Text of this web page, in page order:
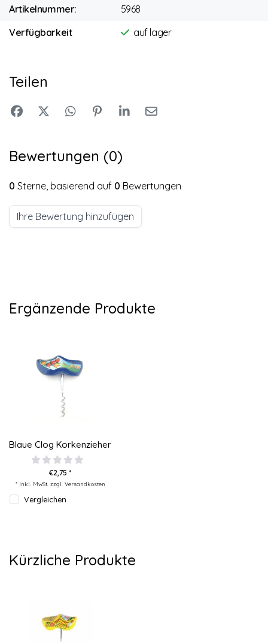
Artikelnummer:
5968
Verfügbarkeit
auf lager
Teilen
Bewertungen (0)
0 Sterne, basierend auf 0 Bewertungen
Ihre Bewertung hinzufügen
Ergänzende Produkte
Blaue Clog Korkenzieher
€2,75 *
* Inkl. MwSt. zzgl. Versandkosten
Vergleichen
Kürzliche Produkte